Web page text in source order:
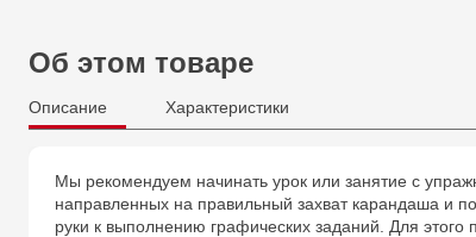
Об этом товаре
Описание Характеристики
Мы рекомендуем начинать урок или занятие с
направленных на правильный захват карандаша и
руки к выполнению графических заданий. Для этого